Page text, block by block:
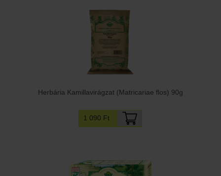
Herbária Kamillavirágzat (Matricariae flos) 90g
1 090 Ft